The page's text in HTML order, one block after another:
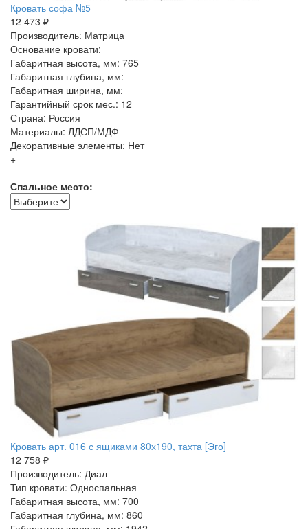
Кровать софа №5
12 473 ₽
Производитель: Матрица
Основание кровати:
Габаритная высота, мм: 765
Габаритная глубина, мм:
Габаритная ширина, мм:
Гарантийный срок мес.: 12
Страна: Россия
Материалы: ЛДСП/МДФ
Декоративные элементы: Нет
+
Спальное место:
Кровать арт. 016 с ящиками 80х190, тахта [Эго]
12 758 ₽
Производитель: Диал
Тип кровати: Односпальная
Габаритная высота, мм: 700
Габаритная глубина, мм: 860